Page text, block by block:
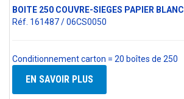
BOITE 250 COUVRE-SIEGES PAPIER BLANC
Réf. 161487 / 06CS0050
Conditionnement carton = 20 boîtes de 250
EN SAVOIR PLUS